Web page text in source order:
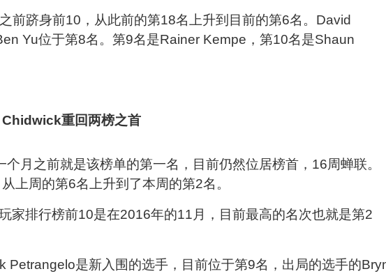
前跻身前10，从此前的第18名上升到目前的第6名。David
Yu位于第8名。第9名是Rainer Kempe，第10名是Shaun
个月之前就是该榜单的第一名，目前仍然位居榜首，16周蝉联。
上周的第6名上升到了本周的第2名。
家排行榜前10是在2016年的11月，目前最高的名次也就是第2
Petrangelo是新入围的选手，目前位于第9名，出局的选手的